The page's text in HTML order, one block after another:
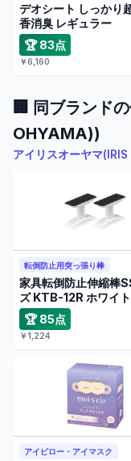
デオシート しっかり
香消臭 レギュラー
🏆 83点
￥6,160
🏢 同ブランド
OHYAMA))
アイリスオーヤマ
転倒防止用突っ張り棒
家具転倒防止伸縮棒
ズ KTB-12R ホワイト
🏆 85点
￥1,224
アイピロー・アイマスク